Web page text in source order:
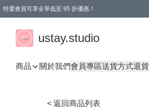
特選會員可享全單低至 95 折優惠！
ustay.studio
商品 關於我們會員專區送貨方式退
< 返回商品列表